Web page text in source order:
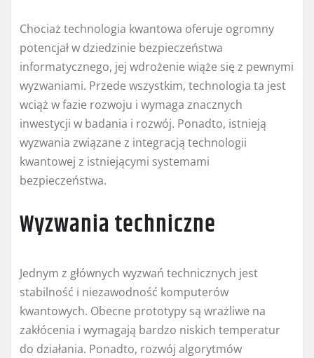
Chociaż technologia kwantowa oferuje ogromny
potencjał w dziedzinie bezpieczeństwa
informatycznego, jej wdrożenie wiąże się z pewnymi
wyzwaniami. Przede wszystkim, technologia ta jest
wciąż w fazie rozwoju i wymaga znacznych
inwestycji w badania i rozwój. Ponadto, istnieją
wyzwania związane z integracją technologii
kwantowej z istniejącymi systemami
bezpieczeństwa.
Wyzwania techniczne
Jednym z głównych wyzwań technicznych jest
stabilność i niezawodność komputerów
kwantowych. Obecne prototypy są wrażliwe na
zakłócenia i wymagają bardzo niskich temperatur
do działania. Ponadto, rozwój algorytmów